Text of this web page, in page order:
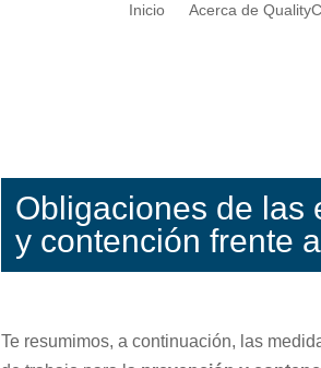
Inicio Acerca de
Obligaciones de las
y contención frente
Te resumimos, a continuación, las